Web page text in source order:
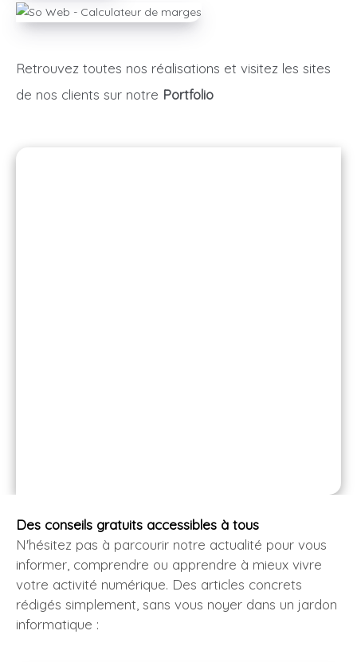
Retrouvez toutes nos réalisations et visitez les sites
de nos clients sur notre Portfolio
Des conseils gratuits accessibles à tous
N'hésitez pas à parcourir notre actualité pour vous
informer, comprendre ou apprendre à mieux vivre
votre activité numérique. Des articles concrets
rédigés simplement, sans vous noyer dans un jardon
informatique :